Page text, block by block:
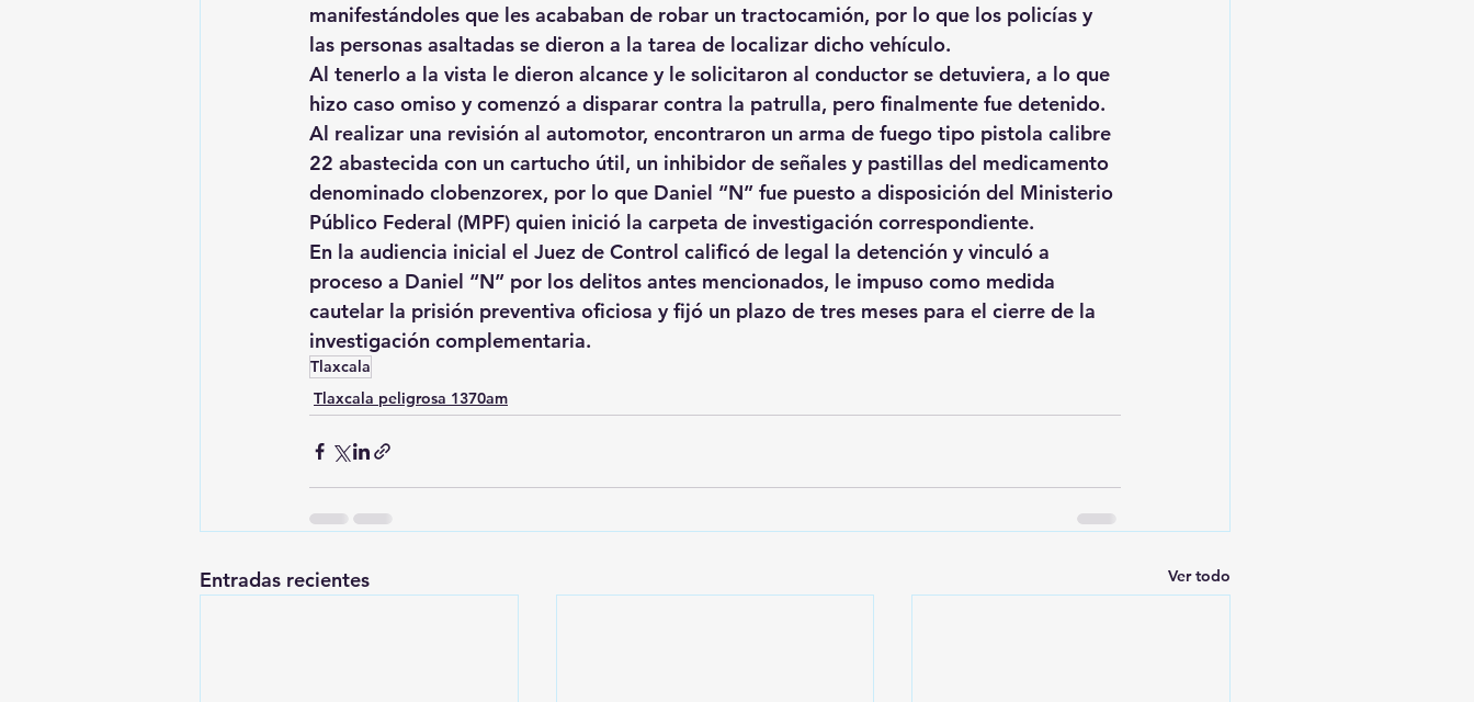
manifestándoles que les acababan de robar un tractocamión, por lo que los policías y
las personas asaltadas se dieron a la tarea de localizar dicho vehículo.
Al tenerlo a la vista le dieron alcance y le solicitaron al conductor se detuviera, a lo que
hizo caso omiso y comenzó a disparar contra la patrulla, pero finalmente fue detenido.
Al realizar una revisión al automotor, encontraron un arma de fuego tipo pistola calibre
22 abastecida con un cartucho útil, un inhibidor de señales y pastillas del medicamento
denominado clobenzorex, por lo que Daniel “N” fue puesto a disposición del Ministerio
Público Federal (MPF) quien inició la carpeta de investigación correspondiente.
En la audiencia inicial el Juez de Control calificó de legal la detención y vinculó a
proceso a Daniel “N” por los delitos antes mencionados, le impuso como medida
cautelar la prisión preventiva oficiosa y fijó un plazo de tres meses para el cierre de la
investigación complementaria.
Tlaxcala
Tlaxcala peligrosa 1370am
Entradas recientes Ver todo